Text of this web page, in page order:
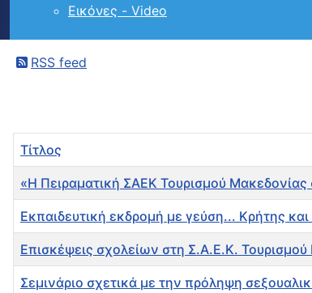
Εικόνες - Video
RSS feed
Τίτλος
«Η Πειραματική ΣΑΕΚ Τουρισμού
Εκπαιδευτική εκδρομή με γεύση... Κρήτης
Επισκέψεις σχολείων στη Σ.Α.Ε.Κ. Τουρισμού
Σεμινάριο σχετικά με την πρόληψη